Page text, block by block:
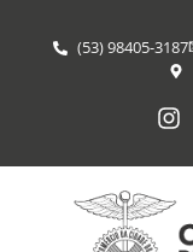
(53) 98405-3187